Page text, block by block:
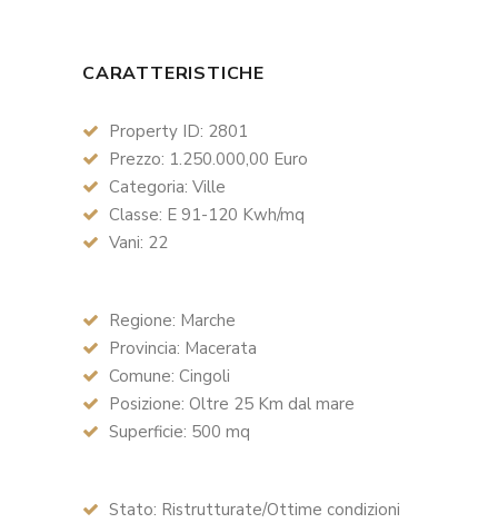
CARATTERISTICHE
Property ID: 2801
Prezzo: 1.250.000,00 Euro
Categoria: Ville
Classe: E 91-120 Kwh/mq
Vani: 22
Regione: Marche
Provincia: Macerata
Comune: Cingoli
Posizione: Oltre 25 Km dal mare
Superficie: 500 mq
Stato: Ristrutturate/Ottime condizioni